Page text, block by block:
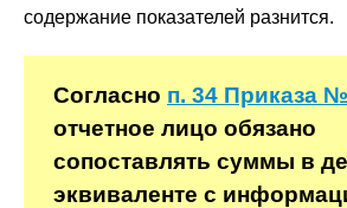
содержание показателей разнится.
Согласно п. 34 Приказа
отчетное лицо обязано
сопоставлять суммы в
эквиваленте с